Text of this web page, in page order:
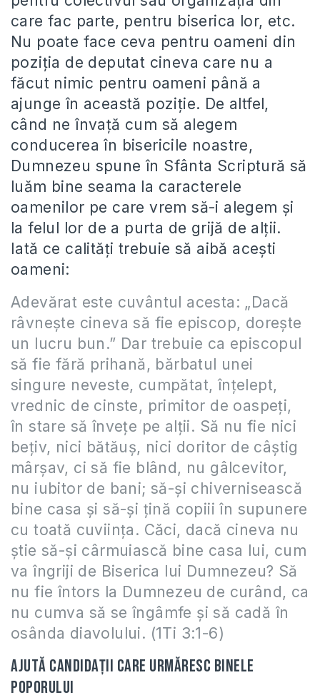
care fac parte, pentru biserica lor, etc.
Nu poate face ceva pentru oameni din
poziţia de deputat cineva care nu a
făcut nimic pentru oameni până a
ajunge în această poziţie. De altfel,
când ne învaţă cum să alegem
conducerea în bisericile noastre,
Dumnezeu spune în Sfânta Scriptură să
luăm bine seama la caracterele
oamenilor pe care vrem să-i alegem şi
la felul lor de a purta de grijă de alţii.
Iată ce calităţi trebuie să aibă aceşti
oameni:
Adevărat este cuvântul acesta: „Dacă
râvneşte cineva să fie episcop, doreşte
un lucru bun.” Dar trebuie ca episcopul
să fie fără prihană, bărbatul unei
singure neveste, cumpătat, înţelept,
vrednic de cinste, primitor de oaspeţi,
în stare să înveţe pe alţii. Să nu fie nici
beţiv, nici bătăuş, nici doritor de câştig
mârşav, ci să fie blând, nu gâlcevitor,
nu iubitor de bani; să-şi chivernisească
bine casa şi să-şi ţină copiii în supunere
cu toată cuviinţa. Căci, dacă cineva nu
ştie să-şi cârmuiască bine casa lui, cum
va îngriji de Biserica lui Dumnezeu? Să
nu fie întors la Dumnezeu de curând, ca
nu cumva să se îngâmfe şi să cadă în
osânda diavolului. (1Ti 3:1-6)
Ajută candidaţii care urmăresc binele
poporului